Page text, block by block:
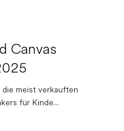
Canvas
meist verkauften
für Kinde...